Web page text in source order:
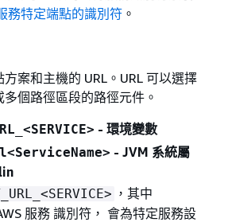
務特定端點的識別符。
案和主機的 URL。URL 可以選擇
個路徑區段的路徑元件。
- 環境變數
- JVM 系統屬
，其中
服務 識別符， 會為特定服務設